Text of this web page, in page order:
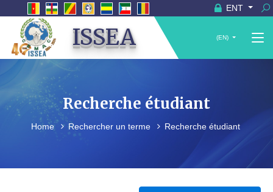
ENT
ISSEA (EN)
Recherche étudiant
Home Rechercher un terme Recherche étudiant